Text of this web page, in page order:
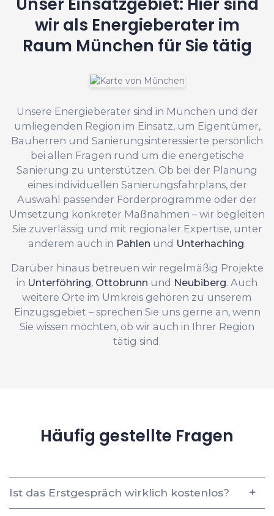
wir als Energieberater im
Raum München für Sie tätig
Unsere Energieberater sind in München und der
umliegenden Region im Einsatz, um Eigentümer,
Bauherren und Sanierungsinteressierte persönlich
bei allen Fragen rund um die energetische
Sanierung zu unterstützen. Ob bei der Planung
eines individuellen Sanierungsfahrplans, der
Auswahl passender Förderprogramme oder der
Umsetzung konkreter Maßnahmen – wir begleiten
Sie zuverlässig und mit regionaler Expertise, unter
anderem auch in Pahlen und Unterhaching.
Darüber hinaus betreuen wir regelmäßig Projekte
in Unterföhring, Ottobrunn und Neubiberg. Auch
weitere Orte im Umkreis gehören zu unserem
Einzugsgebiet – sprechen Sie uns gerne an, wenn
Sie wissen möchten, ob wir auch in Ihrer Region
tätig sind.
Häufig gestellte Fragen
Ist das Erstgespräch wirklich kostenlos?